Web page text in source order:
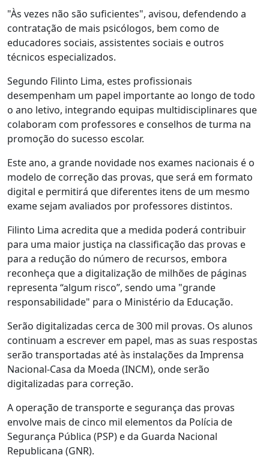
"Às vezes não são suficientes", avisou, defendendo a
contratação de mais psicólogos, bem como de
educadores sociais, assistentes sociais e outros
técnicos especializados.
Segundo Filinto Lima, estes profissionais
desempenham um papel importante ao longo de todo
o ano letivo, integrando equipas multidisciplinares que
colaboram com professores e conselhos de turma na
promoção do sucesso escolar.
Este ano, a grande novidade nos exames nacionais é o
modelo de correção das provas, que será em formato
digital e permitirá que diferentes itens de um mesmo
exame sejam avaliados por professores distintos.
Filinto Lima acredita que a medida poderá contribuir
para uma maior justiça na classificação das provas e
para a redução do número de recursos, embora
reconheça que a digitalização de milhões de páginas
representa “algum risco”, sendo uma "grande
responsabilidade" para o Ministério da Educação.
Serão digitalizadas cerca de 300 mil provas. Os alunos
continuam a escrever em papel, mas as suas respostas
serão transportadas até às instalações da Imprensa
Nacional-Casa da Moeda (INCM), onde serão
digitalizadas para correção.
A operação de transporte e segurança das provas
envolve mais de cinco mil elementos da Polícia de
Segurança Pública (PSP) e da Guarda Nacional
Republicana (GNR).